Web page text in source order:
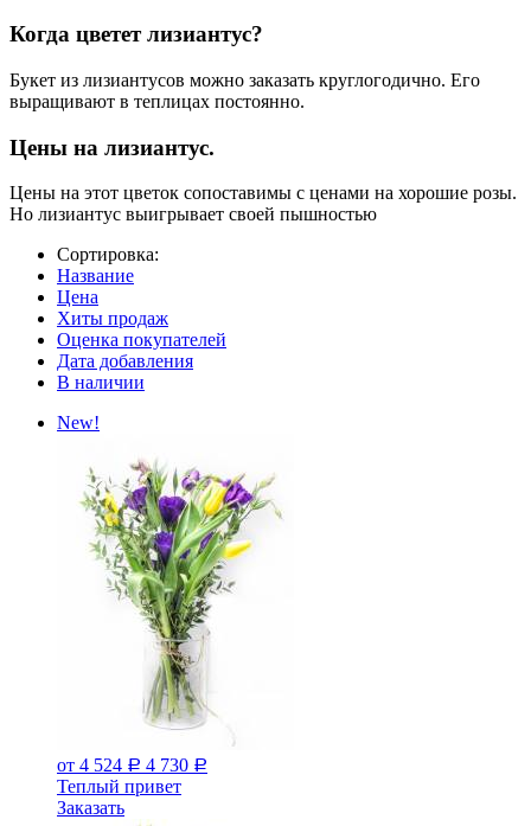
Когда цветет лизиантус?
Букет из лизиантусов можно заказать круглогодично. Его
выращивают в теплицах постоянно.
Цены на лизиантус.
Цены на этот цветок сопоставимы с ценами на хорошие розы.
Но лизиантус выигрывает своей пышностью
Сортировка:
Название
Цена
Хиты продаж
Оценка покупателей
Дата добавления
В наличии
New!
от 4 524 Р 4 730 Р
Теплый привет
Заказать